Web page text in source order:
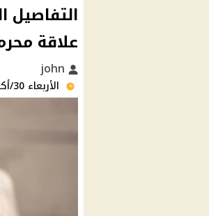
التفاصيل
علاقة
الأربعاء 30/أكتوبر/2024 - 01:02 م